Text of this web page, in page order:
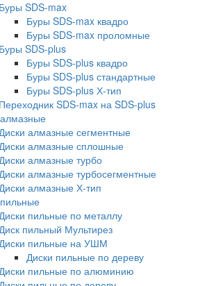
Буры SDS-max
Буры SDS-max квадро
Буры SDS-max проломные
Буры SDS-plus
Буры SDS-plus квадро
Буры SDS-plus стандартные
Буры SDS-plus Х-тип
Переходник SDS-max на SDS-plus
алмазные сегментные
алмазные сплошные
алмазные турбо
алмазные турбосегментные
алмазные Х-тип
пильные по металлу
пильный Мультирез
пильные на УШМ
Диски пильные по дереву
пильные по алюминию